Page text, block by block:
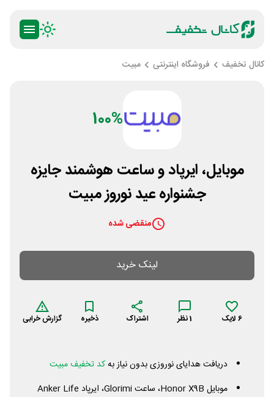
کانال تخفیف فروشگاه اینترنتی مبیت
100%
موبایل، ایرپاد و ساعت هوشمند جایزه
جشنواره عید نوروز مبیت
منقضی شده
لینک خرید
6 لایک 1نظر اشتراک ذخیره گزارش خرابی
دریافت هدایای نوروزی بدون نیاز بهکد تخفیف مبیت
موبایل
HonorX9B، ساعت Glorimi، ایرپاد Anker Life